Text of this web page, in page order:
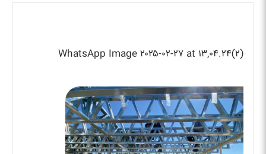
WhatsApp Image ۲۰۲۵-۰۲-۲۷ at ۱۳,۰۴.۲۴(۲)